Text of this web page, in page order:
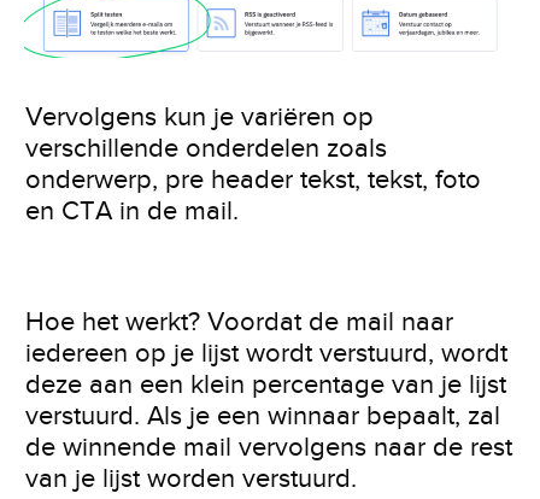
Vervolgens kun je variëren op
verschillende onderdelen zoals
onderwerp, pre header tekst, tekst, foto
en CTA in de mail.
Hoe het werkt? Voordat de mail naar
iedereen op je lijst wordt verstuurd, wordt
deze aan een klein percentage van je lijst
verstuurd. Als je een winnaar bepaalt, zal
de winnende mail vervolgens naar de rest
van je lijst worden verstuurd.